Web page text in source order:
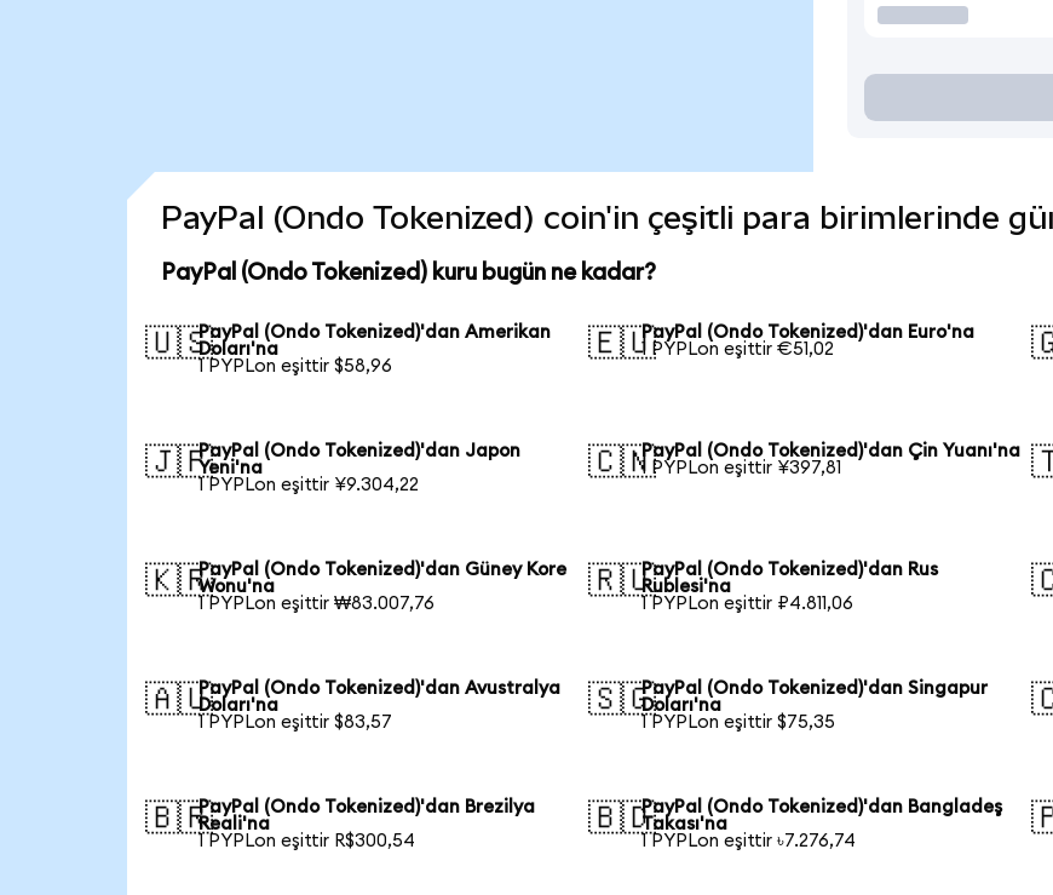
PayPal (Ondo Tokenized) coin'in çeşitli para birimlerinde
PayPal (Ondo Tokenized) kuru bugün ne kadar?
🇺🇸PayPal (Ondo Tokenized)'dan Amerikan
Doları'na
1 PYPLon eşittir $58,96
🇪🇺PayPal (Ondo Tokenized)'dan Euro'na
1 PYPLon eşittir €51,02
🇯🇵PayPal (Ondo Tokenized)'dan Japon
Yeni'na
1 PYPLon eşittir ¥9.304,22
🇨🇳PayPal (Ondo Tokenized)'dan Çin Yuanı'na
1 PYPLon eşittir ¥397,81
🇰🇷PayPal (Ondo Tokenized)'dan Güney Kore
Wonu'na
1 PYPLon eşittir ₩83.007,76
🇷🇺PayPal (Ondo Tokenized)'dan Rus
Rublesi'na
1 PYPLon eşittir ₽4.811,06
🇦🇺PayPal (Ondo Tokenized)'dan Avustralya
Doları'na
1 PYPLon eşittir $83,57
🇸🇬PayPal (Ondo Tokenized)'dan Singapur
Doları'na
1 PYPLon eşittir $75,35
🇧🇷PayPal (Ondo Tokenized)'dan Brezilya
Reali'na
1 PYPLon eşittir R$300,54
🇧🇩PayPal (Ondo Tokenized)'dan Bangladeş
Takası'na
1 PYPLon eşittir ৳7.276,74